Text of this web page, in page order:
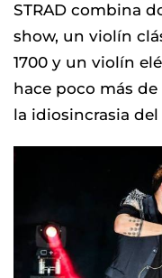
STRAD combina
show, un violín
1700 y un violín
hace poco más
la idiosincrasia